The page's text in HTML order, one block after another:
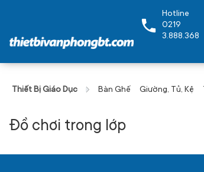
Hotline
0219
3.888.368
Thiết Bị Giáo Dục Bàn Ghế Giường, Tủ, Kệ
Đồ chơi trong lớp